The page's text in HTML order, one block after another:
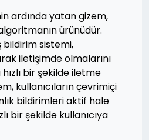
ardında yatan gizem,
ürünüdür.
bildirim sistemi,
iletişimde olmalarını
bir şekilde iletme
kullanıcıların çevrimiçi
bildirimleri aktif hale
bir şekilde kullanıcıya